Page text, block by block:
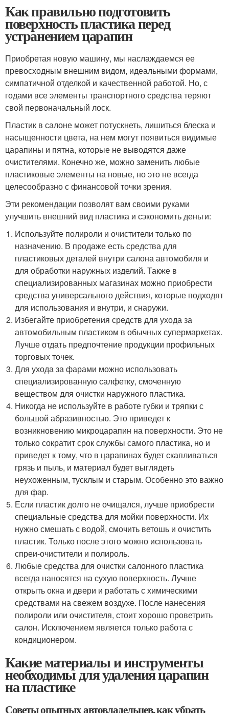
Как правильно подготовить
поверхность пластика перед
устранением царапин
Приобретая новую машину, мы наслаждаемся ее
превосходным внешним видом, идеальными формами,
симпатичной отделкой и качественной работой. Но, с
годами все элементы транспортного средства теряют
свой первоначальный лоск.
Пластик в салоне может потускнеть, лишиться блеска и
насыщенности цвета, на нем могут появиться видимые
царапины и пятна, которые не выводятся даже
очистителями. Конечно же, можно заменить любые
пластиковые элементы на новые, но это не всегда
целесообразно с финансовой точки зрения.
Эти рекомендации позволят вам своими руками
улучшить внешний вид пластика и сэкономить деньги:
Используйте полироли и очистители только по
назначению. В продаже есть средства для
пластиковых деталей внутри салона автомобиля и
для обработки наружных изделий. Также в
специализированных магазинах можно приобрести
средства универсального действия, которые подходят
для использования и внутри, и снаружи.
Избегайте приобретения средств для ухода за
автомобильным пластиком в обычных супермаркетах.
Лучше отдать предпочтение продукции профильных
торговых точек.
Для ухода за фарами можно использовать
специализированную салфетку, смоченную
веществом для очистки наружного пластика.
Никогда не используйте в работе губки и тряпки с
большой абразивностью. Это приведет к
возникновению микроцарапин на поверхности. Это не
только сократит срок службы самого пластика, но и
приведет к тому, что в царапинах будет скапливаться
грязь и пыль, и материал будет выглядеть
неухоженным, тусклым и старым. Особенно это важно
для фар.
Если пластик долго не очищался, лучше приобрести
специальные средства для мойки поверхности. Их
нужно смешать с водой, смочить ветошь и очистить
пластик. Только после этого можно использовать
спреи-очистители и полироль.
Любые средства для очистки салонного пластика
всегда наносятся на сухую поверхность. Лучше
открыть окна и двери и работать с химическими
средствами на свежем воздухе. После нанесения
полироли или очистителя, стоит хорошо проветрить
салон. Исключением является только работа с
кондиционером.
Какие материалы и инструменты
необходимы для удаления царапин
на пластике
Советы опытных автовладельцев, как убрать